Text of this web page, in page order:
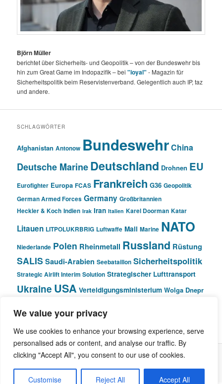
We value your privacy
We use cookies to enhance your browsing experience, serve
personalised ads or content, and analyse our traffic. By
clicking "Accept All", you consent to our use of cookies.
Customise Reject All Accept All
Björn Müller
berichtet über Sicherheits- und Geopolitik – von der Bundeswehr bis
hin zum Great Game im Indopazifik – bei"loyal" - Magazin für
Sicherheitspolitik beim Reservistenverband. Gelegentlich auch IP, taz
und andere.
SCHLAGWÖRTER
Afghanistan Antonow BundeswehrChina
Deutsche MarineDeutschland Drohnen EU
Eurofighter Europa FCAS Frankreich G36 Geopolitik
German Armed Forces Germany Großbritannien
Heckler & Koch Indien Irak Iran Italien Karel Doorman Katar
Litauen LITPOLUKRBRIG Luftwaffe Mali Marine NATO
Niederlande Polen Rheinmetall Russland Rüstung
SALIS Saudi-Arabien Seebataillon Sicherheitspolitik
Strategic Airlift Interim Solution Strategischer Lufttransport
Ukraine USA Verteidigungsministerium Wolga Dnepr
© Pivot Area